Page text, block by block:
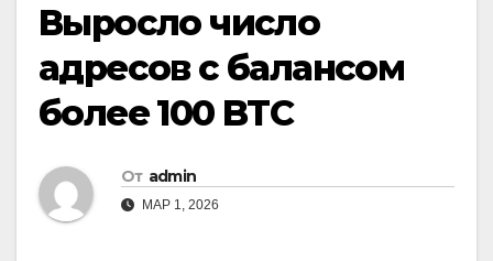
Выросло число
адресов с балансом
более 100 BTC
От admin
МАР 1, 2026